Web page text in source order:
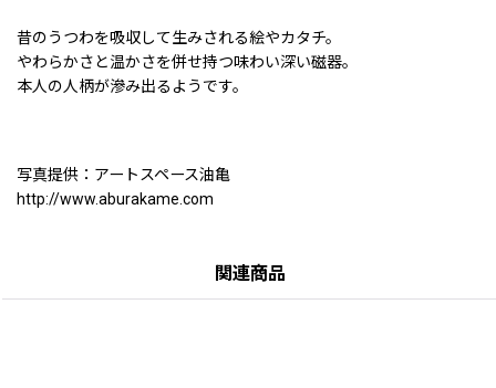
昔のうつわを吸収して生みされる絵やカタチ。
やわらかさと温かさを併せ持つ味わい深い磁器。
本人の人柄が滲み出るようです。
写真提供：アートスペース油亀
http://www.aburakame.com
関連商品